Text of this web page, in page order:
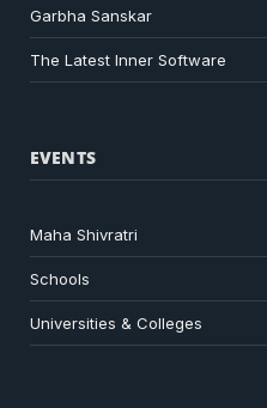
Garbha Sanskar
The Latest Inner Software
EVENTS
Maha Shivratri
Schools
Universities & Colleges